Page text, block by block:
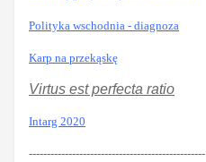
Polityka wschodnia - diagnoza
Karp na przekąskę
Virtus est perfecta ratio
Intarg 2020
-------------------------------------------------